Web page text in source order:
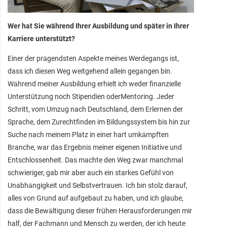
Wer hat Sie während Ihrer Ausbildung und später in Ihrer
Karriere unterstützt?
Einer der prägendsten Aspekte meines Werdegangs ist,
dass ich diesen Weg weitgehend allein gegangen bin.
Während meiner Ausbildung erhielt ich weder finanzielle
Unterstützung noch Stipendien oderMentoring. Jeder
Schritt, vom Umzug nach Deutschland, dem Erlernen der
Sprache, dem Zurechtfinden im Bildungssystem bis hin zur
Suche nach meinem Platz in einer hart umkämpften
Branche, war das Ergebnis meiner eigenen Initiative und
Entschlossenheit. Das machte den Weg zwar manchmal
schwieriger, gab mir aber auch ein starkes Gefühl von
Unabhängigkeit und Selbstvertrauen. Ich bin stolz darauf,
alles von Grund auf aufgebaut zu haben, und ich glaube,
dass die Bewältigung dieser frühen Herausforderungen mir
half, der Fachmann und Mensch zu werden, der ich heute